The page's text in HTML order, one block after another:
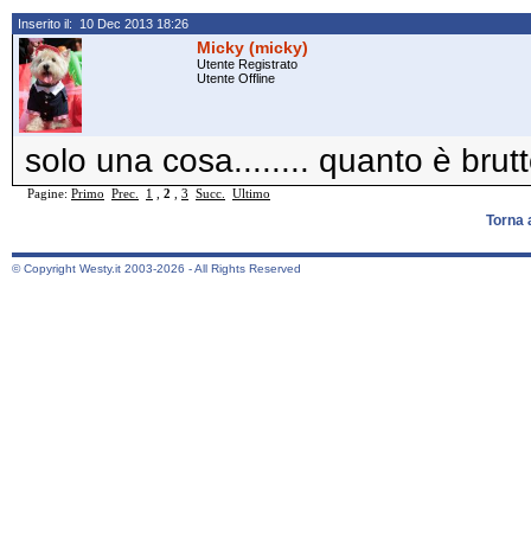
Inserito il: 10 Dec 2013 18:26
Micky (micky)
Utente Registrato
Utente Offline
solo una cosa........ quanto è
Pagine: Primo Prec. 1 2 3 Succ. Ultimo
Torna
© Copyright Westy.it 2003-2026 - All Rights Reserved